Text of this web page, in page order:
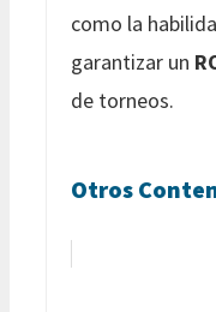
como la
garantizar un
de torneos.
Otros